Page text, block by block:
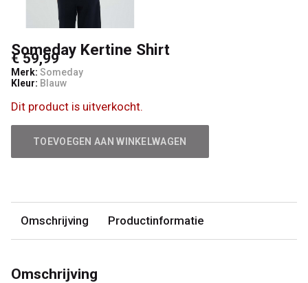
Someday Kertine Shirt
€ 59,99
Merk: Someday
Kleur: Blauw
Dit product is uitverkocht.
TOEVOEGEN AAN WINKELWAGEN
Omschrijving Productinformatie
Omschrijving